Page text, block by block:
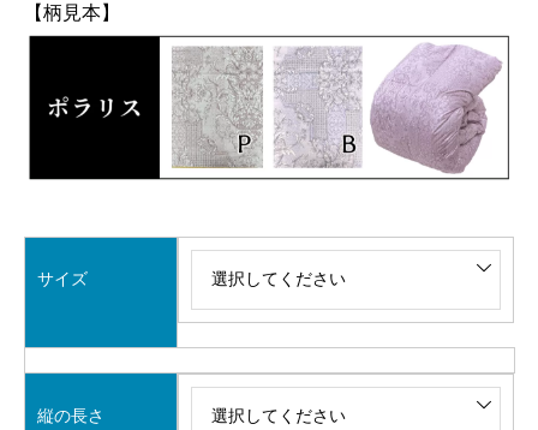
【柄見本】
サイズ
縦の長さ